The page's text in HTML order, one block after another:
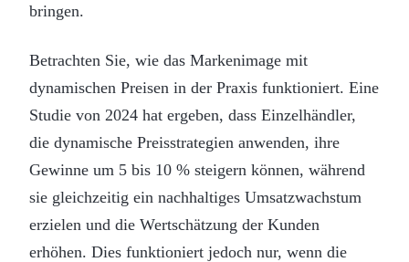
bringen.
Betrachten Sie, wie das Markenimage mit
dynamischen Preisen in der Praxis funktioniert. Eine
Studie von 2024 hat ergeben, dass Einzelhändler,
die dynamische Preisstrategien anwenden, ihre
Gewinne um 5 bis 10 % steigern können, während
sie gleichzeitig ein nachhaltiges Umsatzwachstum
erzielen und die Wertschätzung der Kunden
erhöhen. Dies funktioniert jedoch nur, wenn die